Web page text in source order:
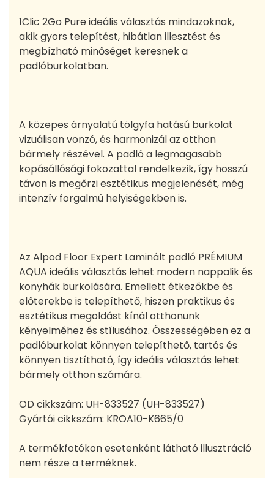
1Clic 2Go Pure ideális választás mindazoknak,
akik gyors telepítést, hibátlan illesztést és
megbízható minőséget keresnek a
padlóburkolatban.
A közepes árnyalatú tölgyfa hatású burkolat
vizuálisan vonzó, és harmonizál az otthon
bármely részével. A padló a legmagasabb
kopásállósági fokozattal rendelkezik, így hosszú
távon is megőrzi esztétikus megjelenését, még
intenzív forgalmú helyiségekben is.
Az Alpod Floor Expert Laminált padló PRÉMIUM
AQUA ideális választás lehet modern nappalik és
konyhák burkolására. Emellett étkezőkbe és
előterekbe is telepíthető, hiszen praktikus és
esztétikus megoldást kínál otthonunk
kényelméhez és stílusához. Összességében ez a
padlóburkolat könnyen telepíthető, tartós és
könnyen tisztítható, így ideális választás lehet
bármely otthon számára.
OD cikkszám: UH-833527 (UH-833527)
Gyártói cikkszám: KROA10-K665/0
A termékfotókon esetenként látható illusztráció
nem része a terméknek.